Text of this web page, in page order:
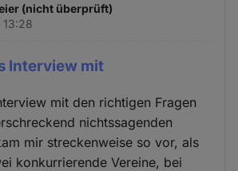
(nicht überprüft)
Interview mit
mit den richtigen Fragen
nichtssagenden
mir streckenweise so vor, als
konkurrierende Vereine, bei